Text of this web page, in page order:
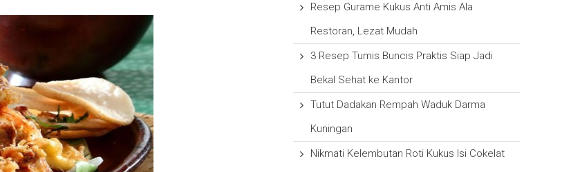
Resep Gurame Kukus Anti Amis Ala
Restoran, Lezat Mudah
3 Resep Tumis Buncis Praktis Siap Jadi
Bekal Sehat ke Kantor
Tutut Dadakan Rempah Waduk Darma
Kuningan
Nikmati Kelembutan Roti Kukus Isi Cokelat